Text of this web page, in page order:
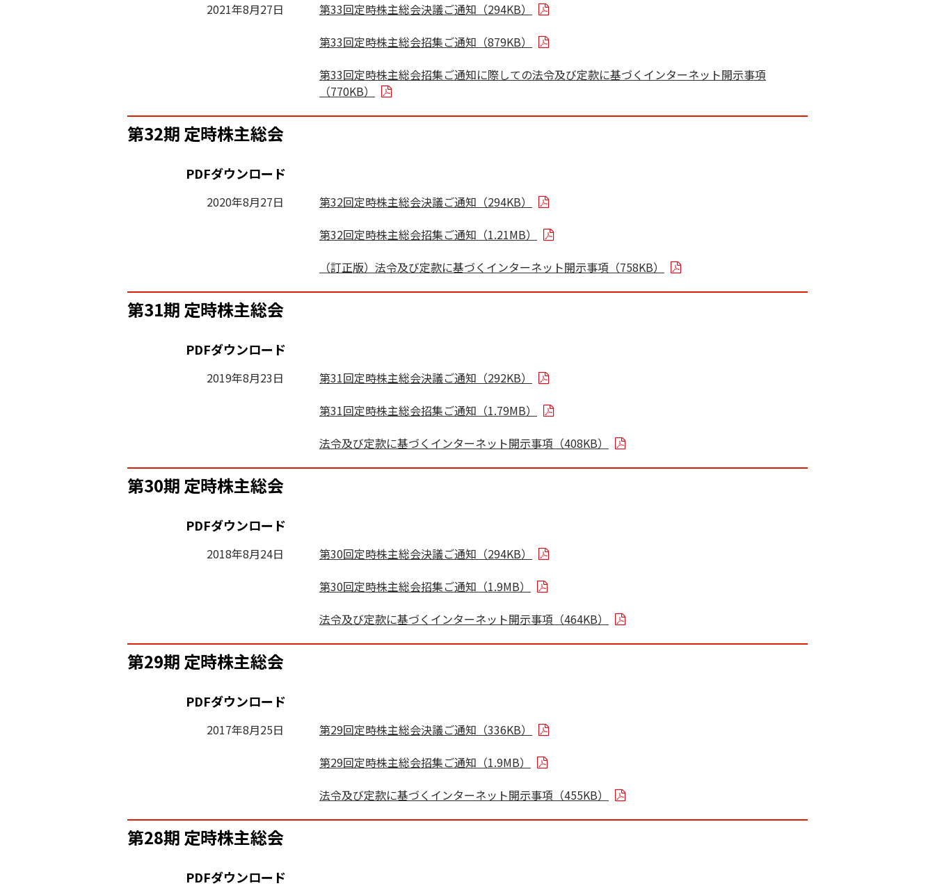
2021年8月27日
第33回定時株主総会決議ご通知（294KB）
第33回定時株主総会招集ご通知（879KB）
第33回定時株主総会招集ご通知に際しての法令及び定款に基づくインターネット開示事項
（770KB）
第32期 定時株主総会
PDFダウンロード
2020年8月27日
第32回定時株主総会決議ご通知（294KB）
第32回定時株主総会招集ご通知（1.21MB）
（訂正版）法令及び定款に基づくインターネット開示事項（758KB）
第31期 定時株主総会
PDFダウンロード
2019年8月23日
第31回定時株主総会決議ご通知（292KB）
第31回定時株主総会招集ご通知（1.79MB）
法令及び定款に基づくインターネット開示事項（408KB）
第30期 定時株主総会
PDFダウンロード
2018年8月24日
第30回定時株主総会決議ご通知（294KB）
第30回定時株主総会招集ご通知（1.9MB）
法令及び定款に基づくインターネット開示事項（464KB）
第29期 定時株主総会
PDFダウンロード
2017年8月25日
第29回定時株主総会決議ご通知（336KB）
第29回定時株主総会招集ご通知（1.9MB）
法令及び定款に基づくインターネット開示事項（455KB）
第28期 定時株主総会
PDFダウンロード